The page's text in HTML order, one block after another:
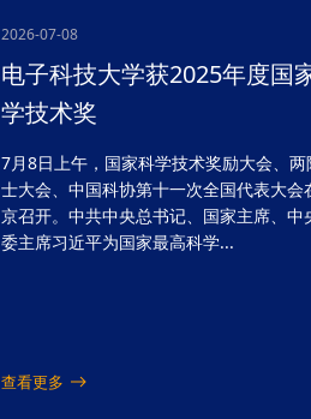
2026-07-08
电子科技大学获2025年度国
学技术奖
7月8日上午，国家科学技术奖励大会、两
士大会、中国科协第十一次全国代表大会
京召开。中共中央总书记、国家主席、中
委主席习近平为国家最高科学...
查看更多